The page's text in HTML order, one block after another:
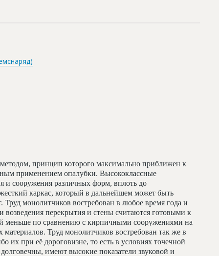
принцип которого максимально приближен к
применением опалубки. Высококлассные
и сооружения различных форм, вплоть до
каркас, который в дальнейшем может быть
монолитчиков востребован в любое время года и
возведения перекрытия и стены считаются готовыми к
меньше по сравнению с кирпичными сооружениями на
Труд монолитчиков востребован так же в
их при её дороговизне, то есть в условиях точечной
имеют высокие показатели звуковой и